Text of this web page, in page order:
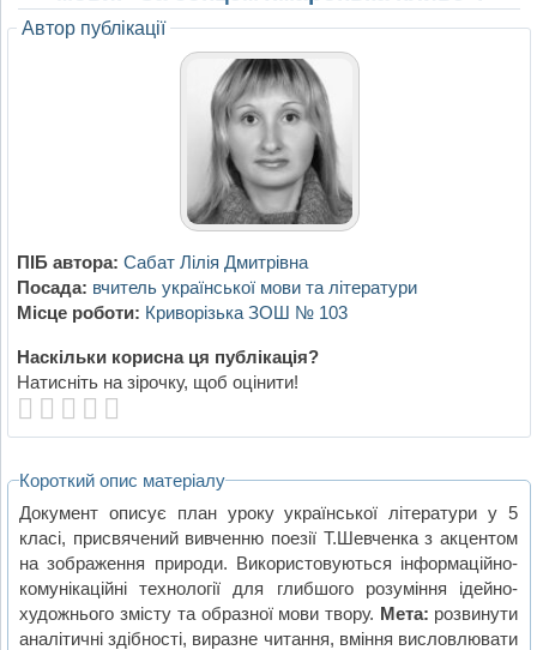
Автор публікації
ПІБ автора: Сабат Лілія Дмитрівна
Посада: вчитель української мови та літератури
Місце роботи: Криворізька ЗОШ № 103
Наскільки корисна ця публікація?
Натисніть на зірочку, щоб оцінити!
Короткий опис матеріалу
Документ описує план уроку української літератури у 5
класі, присвячений вивченню поезії Т.Шевченка з акцентом
на зображення природи. Використовуються інформаційно-
комунікаційні технології для глибшого розуміння ідейно-
художнього змісту та образної мови твору. Мета: розвинути
аналітичні здібності, виразне читання, вміння висловлювати